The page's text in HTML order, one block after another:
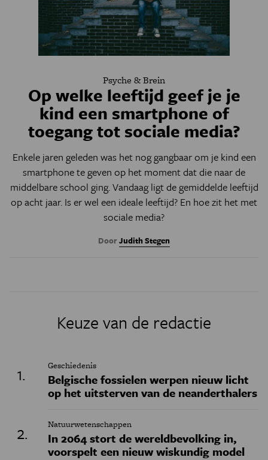
Psyche & Brein
Op welke leeftijd geef je je
kind een smartphone of
toegang tot sociale media?
Enkele jaren geleden was het nog gangbaar om je kind een
smartphone te geven op het moment dat die naar de
middelbare school ging. Vandaag ligt de gemiddelde leeftijd
op acht jaar. Is er wel een ideale leeftijd? En hoe zit het met
sociale media?
DoorJudith Stegen
Keuze van de redactie
Geschiedenis
Belgische fossielen werpen nieuw licht
op het uitsterven van de neanderthalers
Natuurwetenschappen
In 2064 stort de wereldbevolking in,
voorspelt een nieuw wiskundig model